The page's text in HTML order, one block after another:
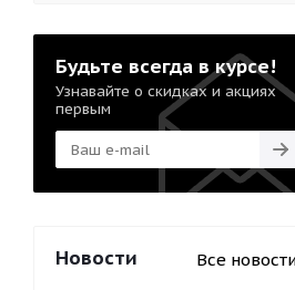
Будьте всегда в курсе!
Узнавайте о скидках и акциях
первым
Новости Все